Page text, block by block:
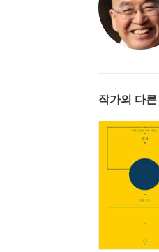
Is Cow Dung
When Caught
Saying “Yes”
The Story of Lady
In the End, It’s
Husband
Go to Another
Awakening in
You’ve Been
작가의 다